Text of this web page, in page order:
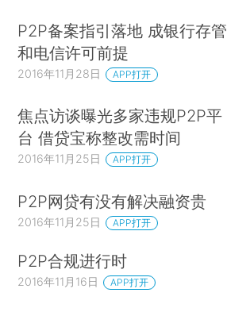
P2P备案指引落地 成银行存管
和电信许可前提
2016年11月28日 APP打开
焦点访谈曝光多家违规P2P平
台 借贷宝称整改需时间
2016年11月25日 APP打开
P2P网贷有没有解决融资贵
2016年11月25日 APP打开
P2P合规进行时
2016年11月16日 APP打开